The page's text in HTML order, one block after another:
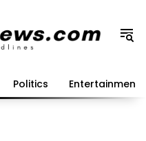
Politics Entertainment